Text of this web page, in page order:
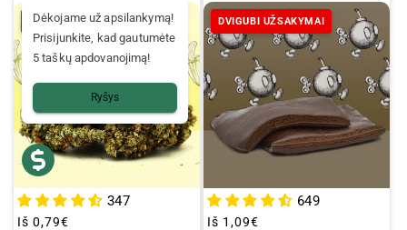
DVIGUBI UŽSAKYMAI
347
Įprastinė
Iš 0,79€
DVIGUBI UŽSAKYMAI
649
Įprastinė
Iš 1,09€
Dėkojame už apsilankymą!
Prisijunkite, kad gautumėte
5 taškų apdovanojimą!
Ryšys